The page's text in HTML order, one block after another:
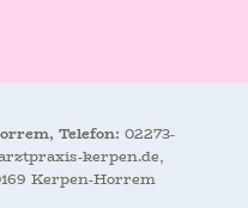
Telefon: 02273-
kerpen.de,
Kerpen-Horrem